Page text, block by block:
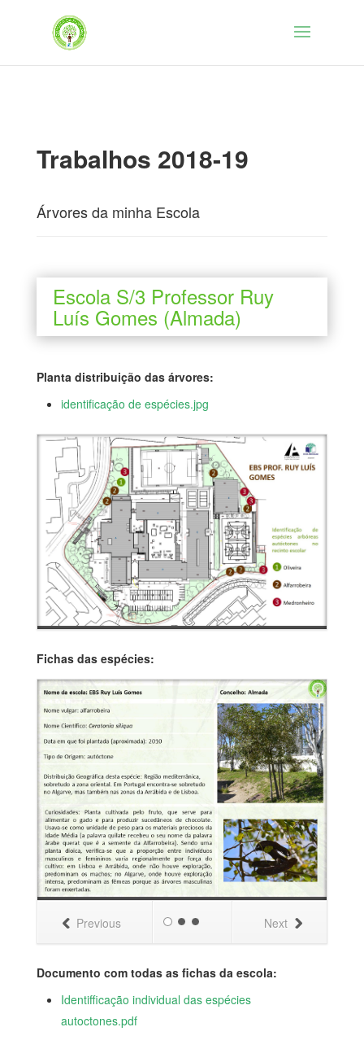
Trabalhos 2018-19
Árvores da minha Escola
Escola S/3 Professor Ruy
Luís Gomes (Almada)
Planta distribuição das árvores:
identificação de espécies.jpg
Fichas das espécies:
Next
Previous
Documento com todas as fichas da escola:
Identifficação individual das espécies
autoctones.pdf